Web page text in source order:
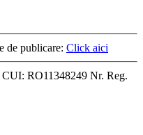
de publicare: Click aici
RO11348249 Nr. Reg.